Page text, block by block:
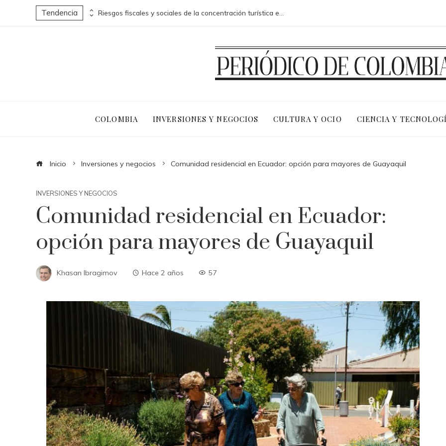
Tendencia Microbiota intestinal: un ecosistema complejo que protege tu salud
COLOMBIA INVERSIONES Y NEGOCIOS CULTURA Y OCIO CIENCIA Y
Inicio Inversiones y negocios Comunidad residencial en Ecuador: opción para mayores de Guayaquil
INVERSIONES Y NEGOCIOS
Comunidad residencial en Ecuador:
opción para mayores de Guayaquil
Khasan Ibragimov Hace 2 años 57